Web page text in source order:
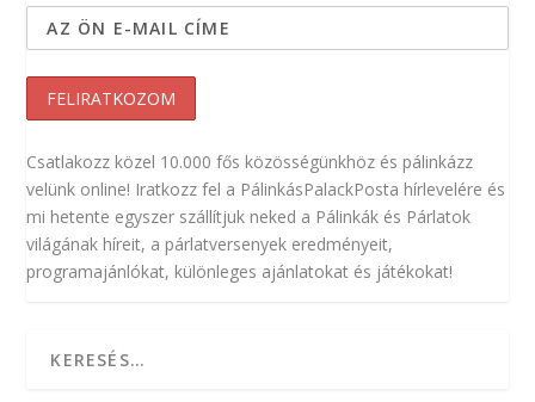
Csatlakozz közel 10.000 fős közösségünkhöz és pálinkázz
velünk online! Iratkozz fel a PálinkásPalackPosta hírlevelére és
mi hetente egyszer szállítjuk neked a Pálinkák és Párlatok
világának híreit, a párlatversenyek eredményeit,
programajánlókat, különleges ajánlatokat és játékokat!